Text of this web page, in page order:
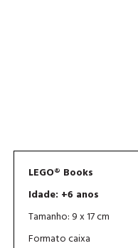
LEGO® Books
Idade: +6 anos
Tamanho: 9 x 17 cm
Formato caixa